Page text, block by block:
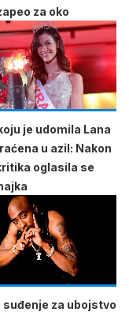
za oko
je udomila Lana
u azil: Nakon
oglasila se
suđenje za ubojstvo